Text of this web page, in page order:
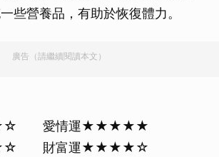
些營養品，有助於恢復體力。
廣告（請繼續閱讀本文）
愛情運★★★★★
財富運★★★★☆